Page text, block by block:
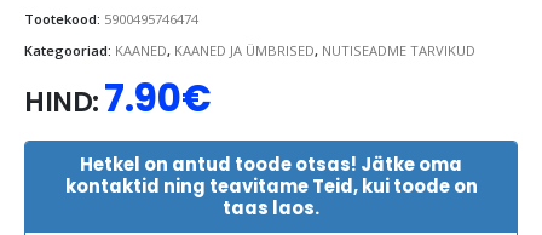
Tootekood: 5900495746474
Kategooriad: KAANED, KAANED JA ÜMBRISED, NUTISEADME TARVIKUD
HIND:7.90€
Hetkel on antud toode otsas! Jätke oma
kontaktid ning teavitame Teid, kui toode on
taas laos.